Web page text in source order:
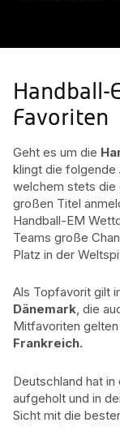
Handball-
Favoriten
Geht es um die
klingt die folgende
welchem stets die
großen Titel
Handball-EM
Teams große
Platz in der
Als Topfavorit gilt
Dänemark, die
Mitfavoriten
Frankreich.
Deutschland hat
aufgeholt und in
Sicht mit die